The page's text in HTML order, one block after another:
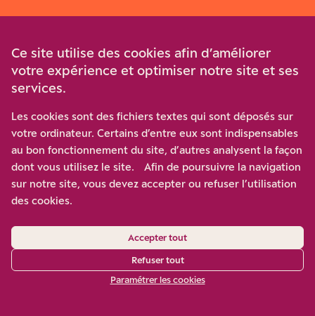
Écologie
Économie
Politique
Société
Élections municipales
2026
La guerre en Ukraine
Ce site utilise des cookies afin d’améliorer
votre expérience et optimiser notre site et ses
services.
Les cookies sont des fichiers textes qui sont déposés sur
votre ordinateur. Certains d’entre eux sont indispensables
au bon fonctionnement du site, d’autres analysent la façon
dont vous utilisez le site. Afin de poursuivre la navigation
sur notre site, vous devez accepter ou refuser l’utilisation
des cookies.
Accepter tout
Refuser tout
Paramétrer les cookies